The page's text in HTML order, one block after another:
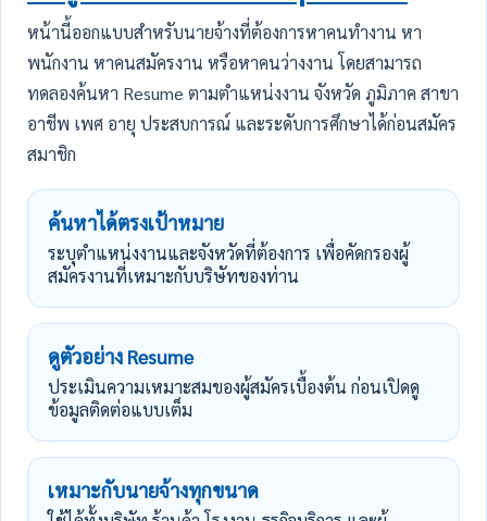
หน้านี้ออกแบบสำหรับนายจ้างที่ต้องการหาคนทำงาน หา
พนักงาน หาคนสมัครงาน หรือหาคนว่างงาน โดยสามารถ
ทดลองค้นหา Resume ตามตำแหน่งงาน จังหวัด ภูมิภาค สาขา
อาชีพ เพศ อายุ ประสบการณ์ และระดับการศึกษาได้ก่อนสมัคร
สมาชิก
ค้นหาได้ตรงเป้าหมาย
ระบุตำแหน่งงานและจังหวัดที่ต้องการ เพื่อคัดกรองผู้
สมัครงานที่เหมาะกับบริษัทของท่าน
ดูตัวอย่าง Resume
ประเมินความเหมาะสมของผู้สมัครเบื้องต้น ก่อนเปิดดู
ข้อมูลติดต่อแบบเต็ม
เหมาะกับนายจ้างทุกขนาด